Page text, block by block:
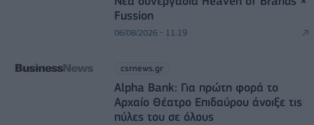
Fussion
06/08/2026 - 11:19
csrnews.gr
Alpha Bank: Για πρώτη φορά το
Αρχαίο Θέατρο Επιδαύρου άνοιξε τις
πύλες του σε όλους